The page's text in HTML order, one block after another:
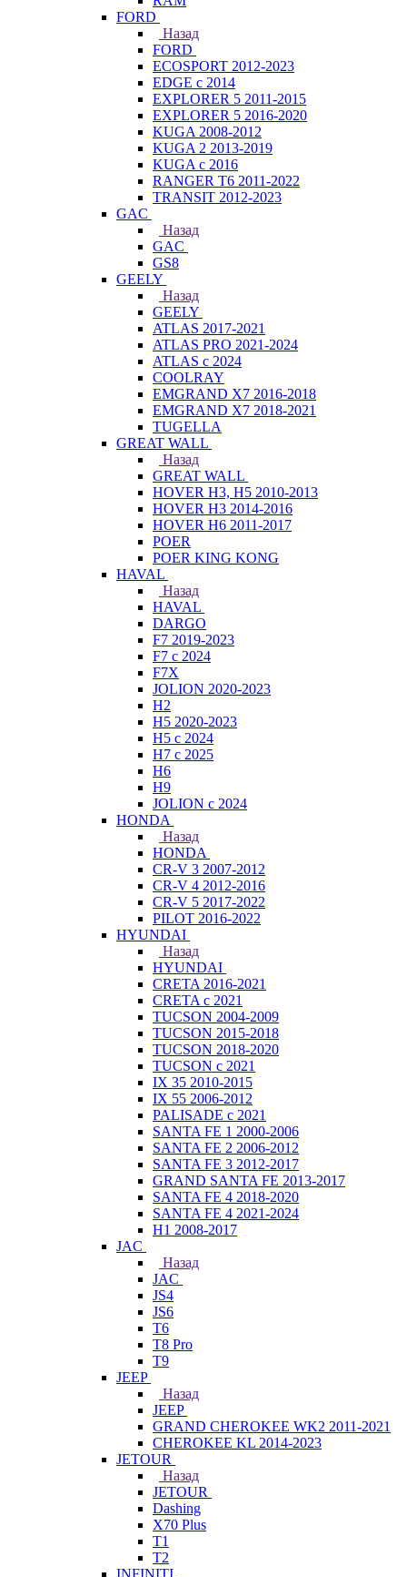
FORD
Назад
FORD
ECOSPORT 2012-2023
EDGE c 2014
EXPLORER 5 2011-2015
EXPLORER 5 2016-2020
KUGA 2008-2012
KUGA 2 2013-2019
KUGA с 2016
RANGER T6 2011-2022
TRANSIT 2012-2023
GAC
Назад
GAC
GS8
GEELY
Назад
GEELY
ATLAS 2017-2021
ATLAS PRO 2021-2024
ATLAS с 2024
COOLRAY
EMGRAND X7 2016-2018
EMGRAND X7 2018-2021
TUGELLA
GREAT WALL
Назад
GREAT WALL
HOVER H3, H5 2010-2013
HOVER H3 2014-2016
HOVER H6 2011-2017
POER
POER KING KONG
HAVAL
Назад
HAVAL
DARGO
F7 2019-2023
F7 с 2024
F7X
JOLION 2020-2023
H2
H5 2020-2023
H5 с 2024
H7 с 2025
H6
H9
JOLION с 2024
HONDA
Назад
HONDA
CR-V 3 2007-2012
CR-V 4 2012-2016
CR-V 5 2017-2022
PILOT 2016-2022
HYUNDAI
Назад
HYUNDAI
CRETA 2016-2021
CRETA с 2021
TUCSON 2004-2009
TUCSON 2015-2018
TUCSON 2018-2020
TUCSON с 2021
IX 35 2010-2015
IX 55 2006-2012
PALISADE с 2021
SANTA FE 1 2000-2006
SANTA FE 2 2006-2012
SANTA FE 3 2012-2017
GRAND SANTA FE 2013-2017
SANTA FE 4 2018-2020
SANTA FE 4 2021-2024
H1 2008-2017
JAC
Назад
JAC
JS4
JS6
T6
T8 Pro
T9
JEEP
Назад
JEEP
GRAND CHEROKEE WK2 2011-2021
CHEROKEE KL 2014-2023
JETOUR
Назад
JETOUR
Dashing
X70 Plus
T1
T2
INFINITI